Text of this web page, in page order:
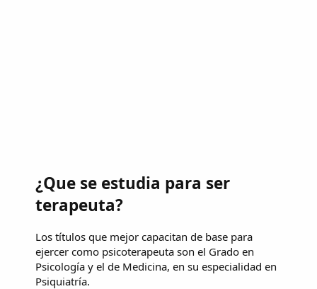
¿Que se estudia para ser
terapeuta?
Los títulos que mejor capacitan de base para
ejercer como psicoterapeuta son el Grado en
Psicología y el de Medicina, en su especialidad en
Psiquiatría.